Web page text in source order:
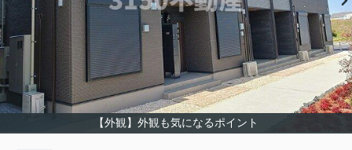
【外観】外観も気になるポイント